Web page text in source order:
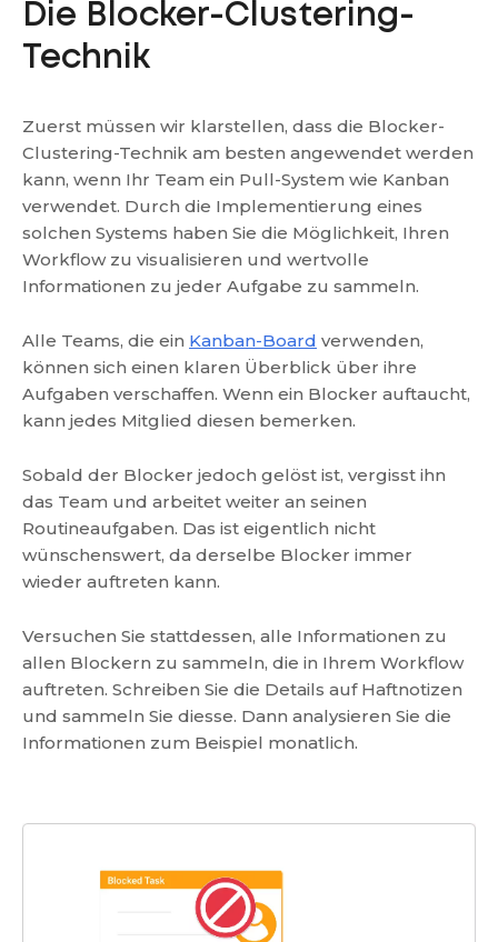
Die Blocker-Clustering-
Technik
Zuerst müssen wir klarstellen, dass die Blocker-
Clustering-Technik am besten angewendet werden
kann, wenn Ihr Team ein Pull-System wie Kanban
verwendet. Durch die Implementierung eines
solchen Systems haben Sie die Möglichkeit, Ihren
Workflow zu visualisieren und wertvolle
Informationen zu jeder Aufgabe zu sammeln.
Alle Teams, die ein Kanban-Board verwenden,
können sich einen klaren Überblick über ihre
Aufgaben verschaffen. Wenn ein Blocker auftaucht,
kann jedes Mitglied diesen bemerken.
Sobald der Blocker jedoch gelöst ist, vergisst ihn
das Team und arbeitet weiter an seinen
Routineaufgaben. Das ist eigentlich nicht
wünschenswert, da derselbe Blocker immer
wieder auftreten kann.
Versuchen Sie stattdessen, alle Informationen zu
allen Blockern zu sammeln, die in Ihrem Workflow
auftreten. Schreiben Sie die Details auf Haftnotizen
und sammeln Sie diesse. Dann analysieren Sie die
Informationen zum Beispiel monatlich.